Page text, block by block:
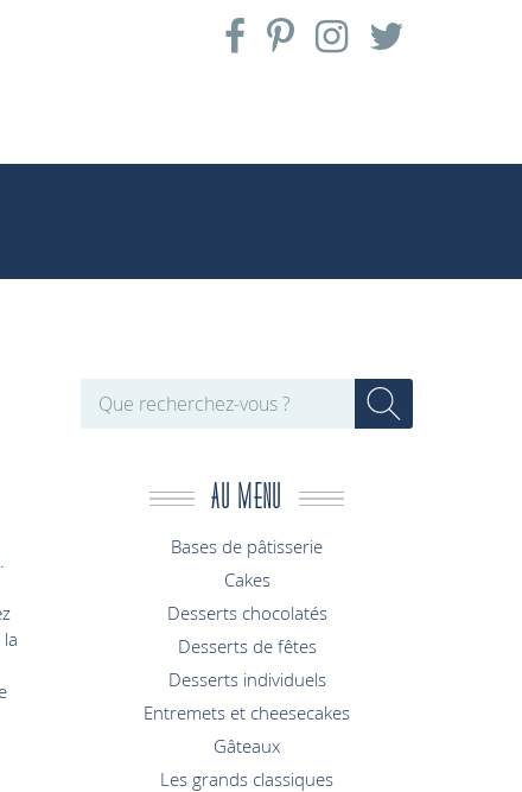
AU MENU
Bases de pâtisserie
Cakes
Desserts chocolatés
Desserts de fêtes
Desserts individuels
Entremets et cheesecakes
Gâteaux
Les grands classiques